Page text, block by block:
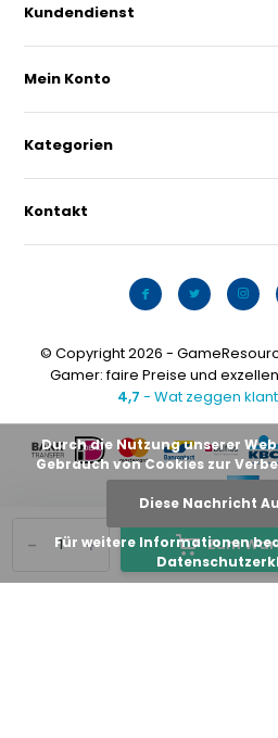
+
- Zum
Kundendienst
Mein Konto
Kategorien
Kontakt
© Copyright 2026 -
Gamer: faire Preise und
4,7 - Wat zeggen
Durch die Nutzung unserer
Gebrauch von Cookies zur
Diese Nachricht
Für weitere Informationen